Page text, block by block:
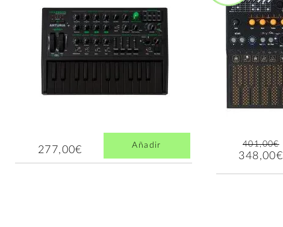
277,00€ Añadir 401,00€
348,00€